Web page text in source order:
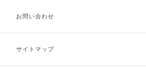
お支払方法
キャンセル・返品・交換
お問い合わせ
サイトマップ